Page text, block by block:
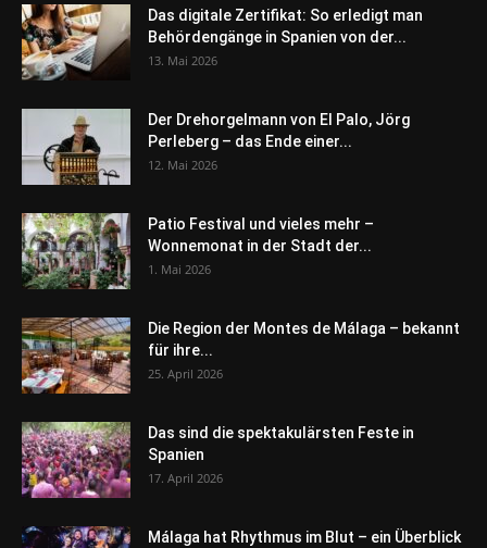
Das digitale Zertifikat: So erledigt man
Behördengänge in Spanien von der...
13. Mai 2026
Der Drehorgelmann von El Palo, Jörg
Perleberg – das Ende einer...
12. Mai 2026
Patio Festival und vieles mehr –
Wonnemonat in der Stadt der...
1. Mai 2026
Die Region der Montes de Málaga – bekannt
für ihre...
25. April 2026
Das sind die spektakulärsten Feste in
Spanien
17. April 2026
Málaga hat Rhythmus im Blut – ein Überblick